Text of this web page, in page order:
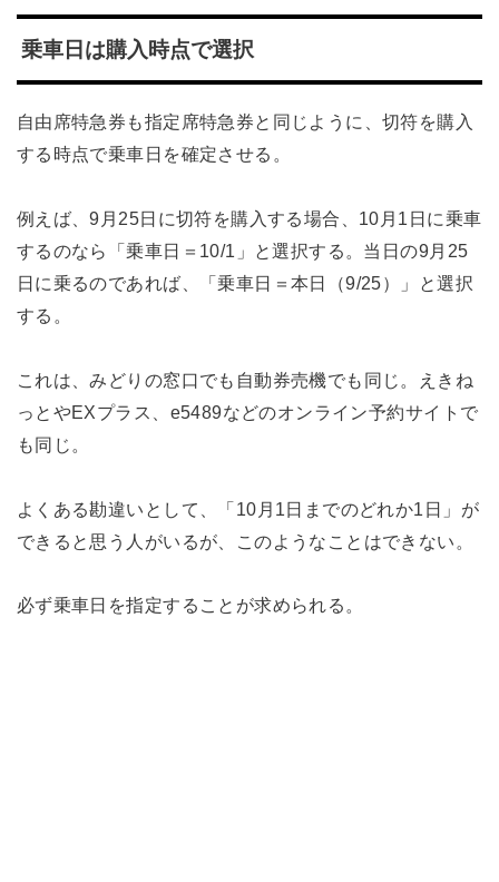
乗車日は購入時点で選択
自由席特急券も指定席特急券と同じように、切符を購入
する時点で乗車日を確定させる。
例えば、9月25日に切符を購入する場合、10月1日に乗車
するのなら「乗車日＝10/1」と選択する。当日の9月25
日に乗るのであれば、「乗車日＝本日（9/25）」と選択
する。
これは、みどりの窓口でも自動券売機でも同じ。えきね
っとやEXプラス、e5489などのオンライン予約サイトで
も同じ。
よくある勘違いとして、「10月1日までのどれか1日」が
できると思う人がいるが、このようなことはできない。
必ず乗車日を指定することが求められる。